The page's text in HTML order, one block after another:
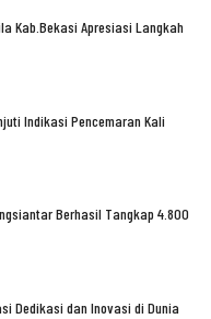
Kab.Bekasi Apresiasi Langkah
Indikasi Pencemaran Kali
Berhasil Tangkap 4.800
Dedikasi dan Inovasi di Dunia